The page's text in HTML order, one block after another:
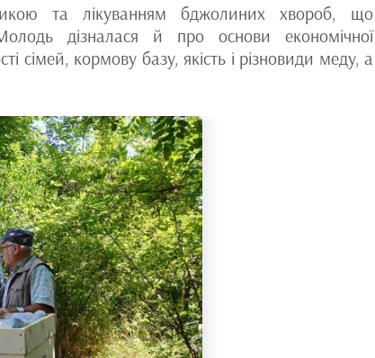
та лікуванням бджолиних хвороб, що
дізналася й про основи економічної
сімей, кормову базу, якість і різновиди меду, а